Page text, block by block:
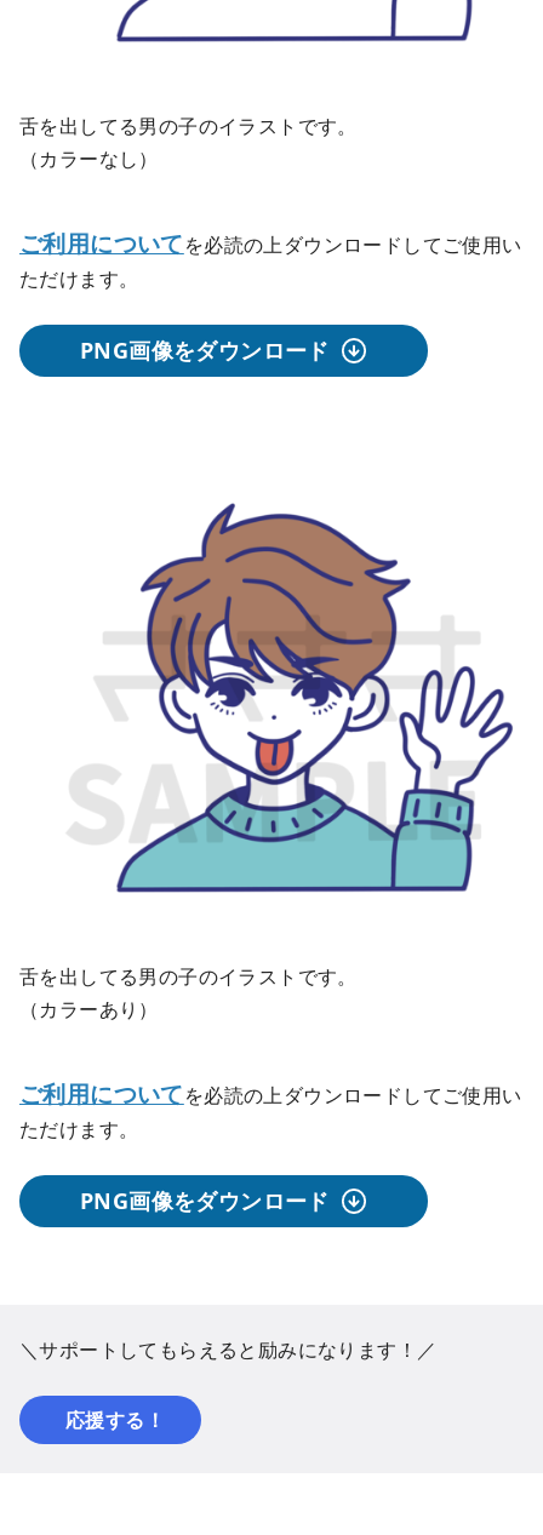
舌を出してる男の子のイラストです。
（カラーなし）
ご利用についてを必読の上ダウンロードしてご使用い
ただけます。
PNG画像をダウンロード
舌を出してる男の子のイラストです。
（カラーあり）
ご利用についてを必読の上ダウンロードしてご使用い
ただけます。
PNG画像をダウンロード
＼サポートしてもらえると励みになります！／
応援する！